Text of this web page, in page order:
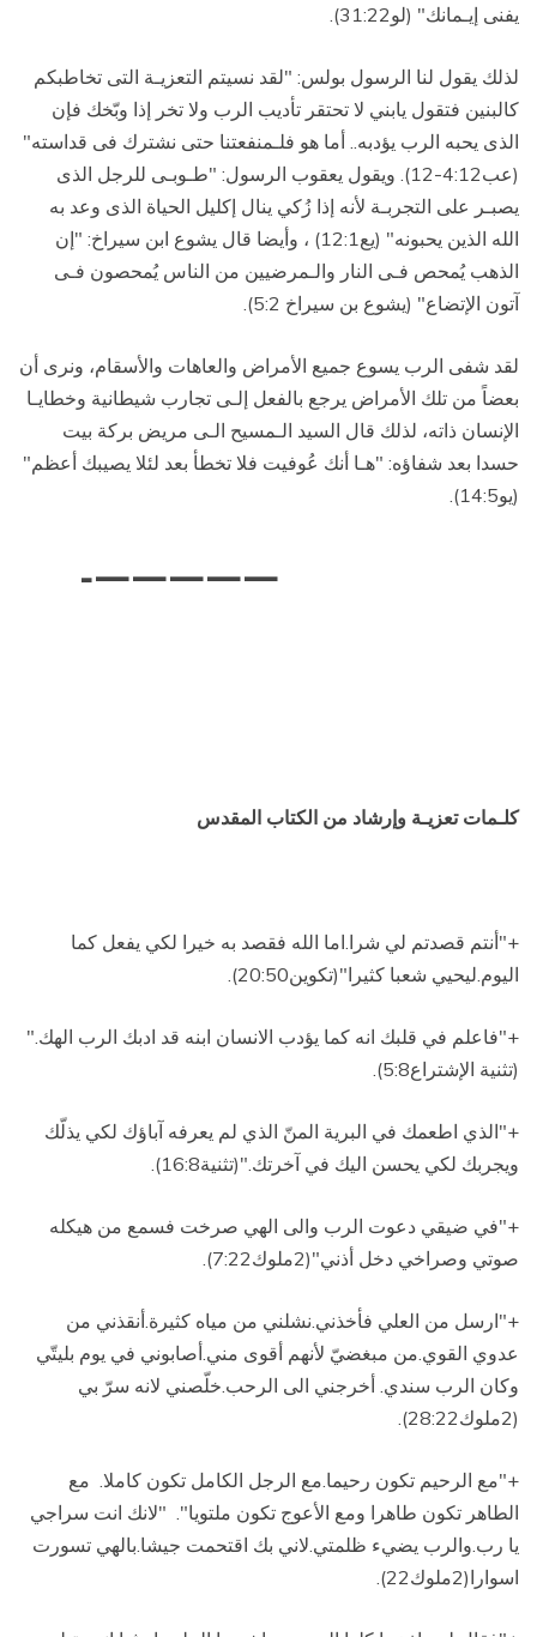
يفنى إيـمانك" (لو31:22).
لذلك يقول لنا الرسول بولس: "لقد نسيتم التعزيـة التى تخاطبكم
كالبنين فتقول يابني لا تحتقر تأديب الرب ولا تخر إذا وبّخك فإن
الذى يحبه الرب يؤدبه.. أما هو فلـمنفعتنا حتى نشترك فى قداسته"
(عب4:12-12). ويقول يعقوب الرسول: "طـوبـى للرجل الذى
يصبـر على التجربـة لأنه إذا زُكي ينال إكليل الحياة الذى وعد به
الله الذين يحبونه" (يع12:1) ، وأيضا قال يشوع ابن سيراخ: "إن
الذهب يُمحص فـى النار والـمرضيين من الناس يُمحصون فـى
آتون الإتضاع" (يشوع بن سيراخ 5:2).
لقد شفى الرب يسوع جميع الأمراض والعاهات والأسقام، ونرى أن
بعضاً من تلك الأمراض يرجع بالفعل إلـى تجارب شيطانية وخطايـا
الإنسان ذاته، لذلك قال السيد الـمسيح الـى مريض بركة بيت
حسدا بعد شفاؤه: "هـا أنك عُوفيت فلا تخطأ بعد لئلا يصيبك أعظم"
(يو14:5).
—————-
كلـمات تعزيـة وإرشاد من الكتاب المقدس
+"أنتم قصدتم لي شرا.اما الله فقصد به خيرا لكي يفعل كما
اليوم.ليحيي شعبا كثيرا"(تكوين20:50).
+"فاعلم في قلبك انه كما يؤدب الانسان ابنه قد ادبك الرب الهك.
"
(تثنية الإشتراع5:8).
+"الذي اطعمك في البرية المنّ الذي لم يعرفه آباؤك لكي يذلّك
ويجربك لكي يحسن اليك في آخرتك."(تثنية16:8).
+"في ضيقي دعوت الرب والى الهي صرخت فسمع من هيكله
صوتي وصراخي دخل أذني"(2ملوك7:22)
.
+"ارسل من العلي فأخذني.نشلني من مياه كثيرة.أنقذني من
عدوي القوي.من مبغضيّ لأنهم أقوى مني.أصابوني في يوم بليتّي
وكان الرب سندي. أخرجني الى الرحب.خلّصني لانه سرّ بي
(2ملوك28:22).
+"مع الرحيم تكون رحيما.مع الرجل الكامل تكون كاملا. مع
الطاهر تكون طاهرا ومع الأعوج تكون ملتويا". "لانك انت سراجي
يا رب.والرب يضيء ظلمتي.لاني بك اقتحمت جيشا.بالهي تسورت
اسوارا(2ملوك22)
.